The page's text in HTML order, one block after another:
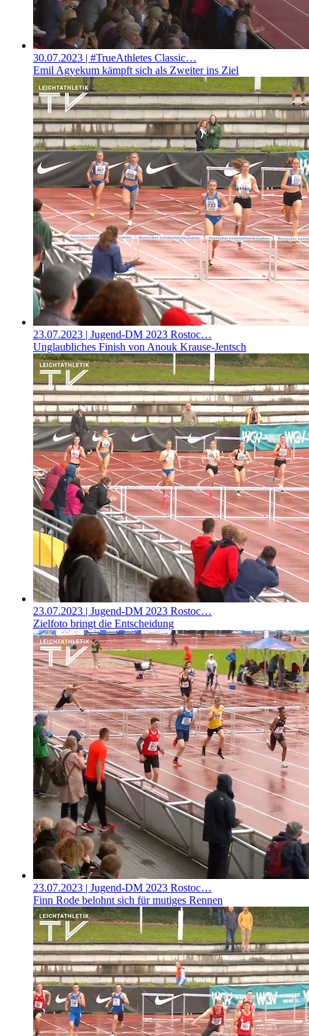
30.07.2023 | #TrueAthletes Classic…
Emil Agyekum kämpft sich als Zweiter ins Ziel
23.07.2023 | Jugend-DM 2023 Rostoc…
Unglaubliches Finish von Anouk Krause-Jentsch
23.07.2023 | Jugend-DM 2023 Rostoc…
Zielfoto bringt die Entscheidung
23.07.2023 | Jugend-DM 2023 Rostoc…
Finn Rode belohnt sich für mutiges Rennen